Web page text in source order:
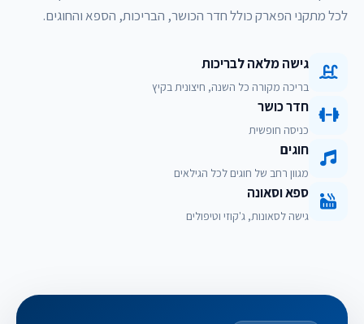
לכל מתקני הפארק כולל חדר הכושר, הבריכות, הספא והחוגים.
גישה מלאה לבריכות
בריכה מקורה כל השנה, חיצונית בקיץ
חדר כושר
כניסה חופשית
חוגים
מגוון רחב של חוגים לכל הגילאים
ספא וסאונה
גישה לסאונות, ג'קוזי וטיפולים